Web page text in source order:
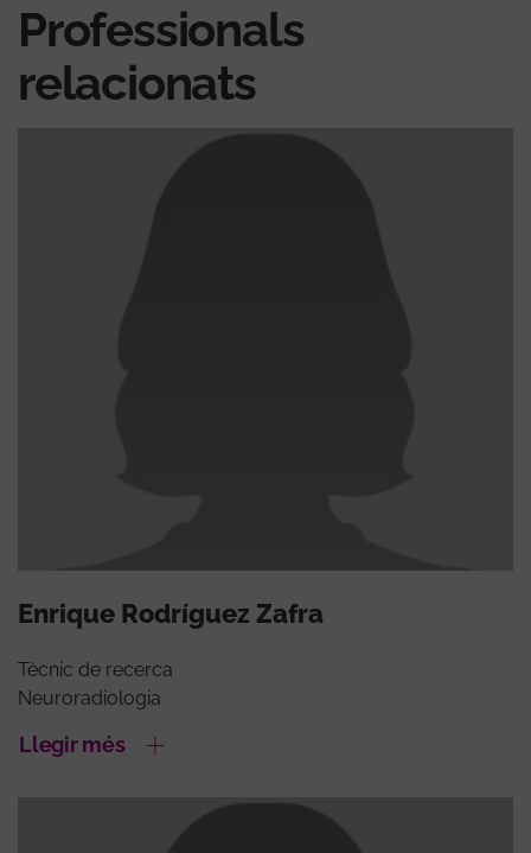
Professionals
relacionats
Enrique Rodríguez Zafra
Tècnic de recerca
Neuroradiologia
Llegir més